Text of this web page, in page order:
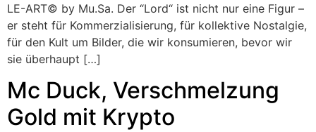
LE-ART© by Mu.Sa. Der “Lord“ ist nicht nur eine Figur –
er steht für Kommerzialisierung, für kollektive Nostalgie,
für den Kult um Bilder, die wir konsumieren, bevor wir
sie überhaupt […]
Mc Duck, Verschmelzung
Gold mit Krypto